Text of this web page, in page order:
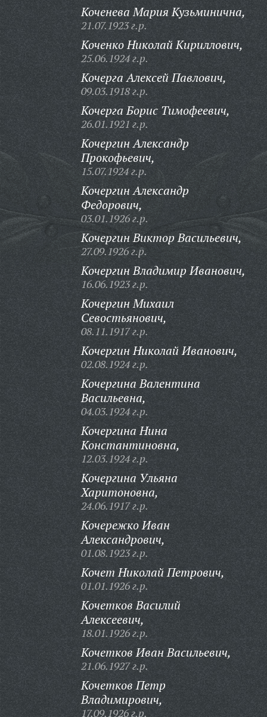
Коченева Мария Кузьминична,
21.07.1923 г.р.
Коченко Николай Кириллович,
25.06.1924 г.р.
Кочерга Алексей Павлович,
09.03.1918 г.р.
Кочерга Борис Тимофеевич,
26.01.1921 г.р.
Кочергин Александр
Прокофьевич,
15.07.1924 г.р.
Кочергин Александр
Федорович,
03.01.1926 г.р.
Кочергин Виктор Васильевич,
27.09.1926 г.р.
Кочергин Владимир Иванович,
16.06.1923 г.р.
Кочергин Михаил
Севостьянович,
08.11.1917 г.р.
Кочергин Николай Иванович,
02.08.1924 г.р.
Кочергина Валентина
Васильевна,
04.03.1924 г.р.
Кочергина Нина
Константиновна,
12.03.1924 г.р.
Кочергина Ульяна
Харитоновна,
24.06.1917 г.р.
Кочережко Иван
Александрович,
01.08.1923 г.р.
Кочет Николай Петрович,
01.01.1926 г.р.
Кочетков Василий
Алексеевич,
18.01.1926 г.р.
Кочетков Иван Васильевич,
21.06.1927 г.р.
Кочетков Петр
Владимирович,
17.09.1926 г.р.